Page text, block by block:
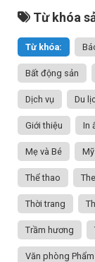
Từ khóa
Từ khóa:
Bất động sản
Dịch vụ Du
Giới thiệu In
Mẹ và Bé
Thể thao
Thời trang
Trầm hương
Văn phòng Phẩm